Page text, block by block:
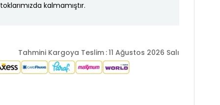
kalmamıştır.
Tahmini Kargoya Teslim :11 Ağustos 2026 Salı